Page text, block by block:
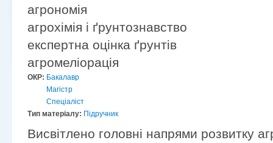
агрономія
агрохімія і ґрунтознавство
експертна оцінка ґрунтів
агромеліорація
ОКР: Бакалавр
Магістр
Спеціаліст
Тип матеріалу: Підручник
Висвітлено головні напрями розвитку